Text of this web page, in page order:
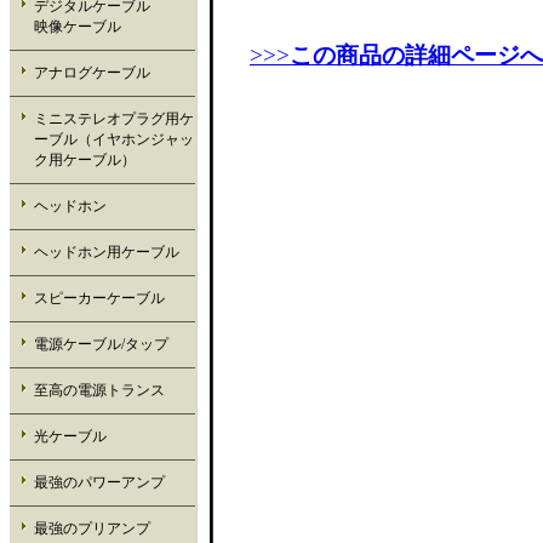
デジタルケーブル
映像ケーブル
アナログケーブル
ミニステレオプラグ用ケ
ーブル（イヤホンジャッ
ク用ケーブル）
ヘッドホン
ヘッドホン用ケーブル
スピーカーケーブル
電源ケーブル/タップ
至高の電源トランス
光ケーブル
最強のパワーアンプ
最強のプリアンプ
>>>この商品の詳細ページ